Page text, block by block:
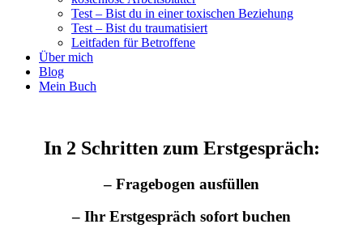
Test – Bist du in einer toxischen Beziehung
Test – Bist du traumatisiert
Leitfaden für Betroffene
Über mich
Blog
Mein Buch
In 2 Schritten zum Erstgespräch:
– Fragebogen ausfüllen
– Ihr Erstgespräch sofort buchen